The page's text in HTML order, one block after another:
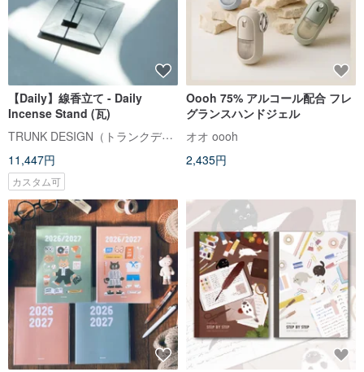
【Daily】線香立て - Daily
Incense Stand (瓦)
TRUNK DESIGN（トランクデザイン）
11,447円
カスタム可
Oooh 75% アルコール配合 フレ
グランスハンドジェル
オオ oooh
2,435円